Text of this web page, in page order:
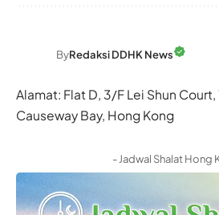
ByRedaksi DDHK News
Alamat: Flat D, 3/F Lei Shun Court,
Causeway Bay, Hong Kong
- Jadwal Shalat Hong